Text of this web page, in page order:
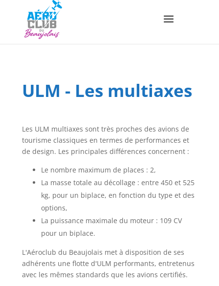
ULM - Les multiaxes
Les ULM multiaxes sont très proches des avions de
tourisme classiques en termes de performances et
de design. Les principales différences concernent :
Le nombre maximum de places : 2,
La masse totale au décollage : entre 450 et 525
kg, pour un biplace, en fonction du type et des
options,
La puissance maximale du moteur : 109 CV
pour un biplace.
L'Aéroclub du Beaujolais met à disposition de ses
adhérents une flotte d'ULM performants, entretenus
avec les mêmes standards que les avions certifiés.